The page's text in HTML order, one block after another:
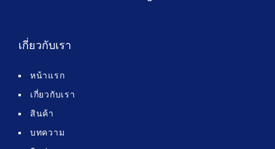
เกี่ยวกับเรา
หน้าแรก
เกี่ยวกับเรา
สินค้า
บทความ